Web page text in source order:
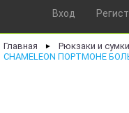
Вход
Главная ► Рюкзаки и сумки
CHAMELEON ПОРТМОНЕ